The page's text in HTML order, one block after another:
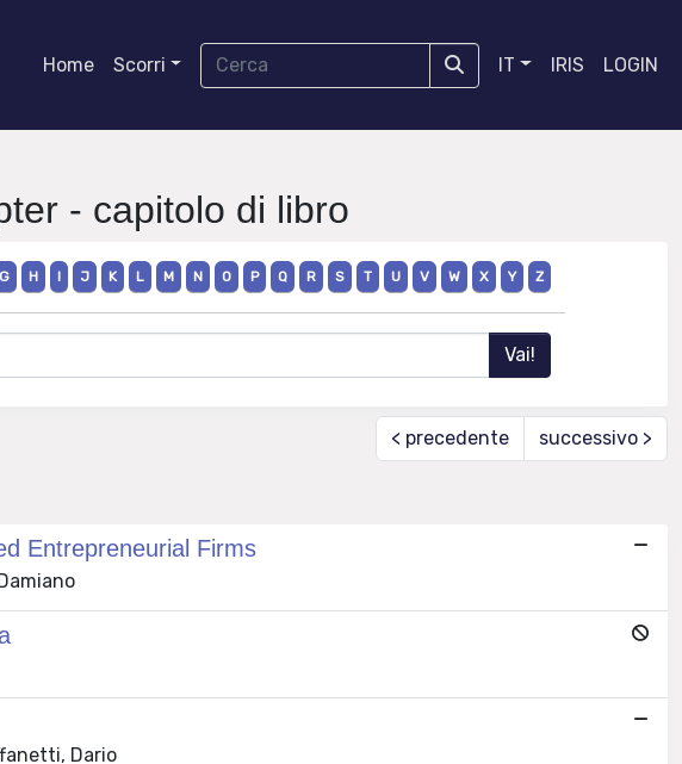
Home Scorri IT IRIS LOGIN
- capitolo di libro
G H I J K L M N O P Q R S T U V W X Y Z
< precedente successivo >
Entrepreneurial Firms
Dario